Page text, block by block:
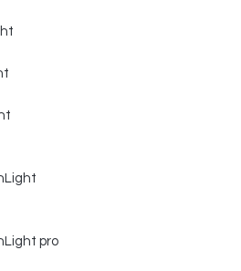
pro